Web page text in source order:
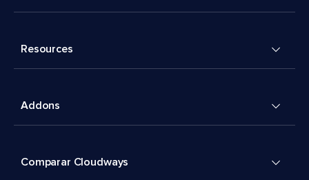
Resources
Addons
Comparar Cloudways